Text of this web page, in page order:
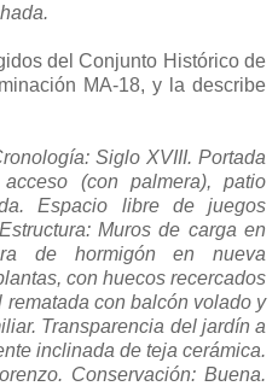
del Conjunto Histórico de
MA-18, y la describe
Siglo XVIII. Portada
(con palmera), patio
Espacio libre de juegos
Muros de carga en
de hormigón en nueva
con huecos recercados
con balcón volado y
Transparencia del jardín a
inclinada de teja cerámica.
Conservación: Buena.